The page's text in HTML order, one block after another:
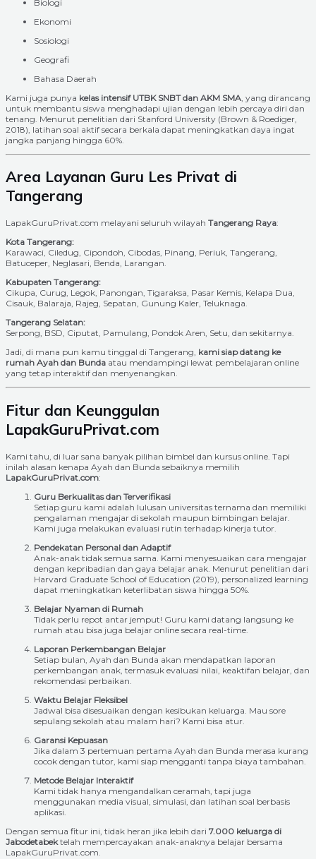
Biologi
Ekonomi
Sosiologi
Geografi
Bahasa Daerah
Kami juga punya kelas intensif UTBK SNBT dan AKM SMA , yang dirancang
untuk membantu siswa menghadapi ujian dengan lebih percaya diri dan
tenang. Menurut penelitian dari Stanford University (Brown & Roediger,
2018), latihan soal aktif secara berkala dapat meningkatkan daya ingat
jangka panjang hingga 60%.
Area Layanan Guru Les Privat di
Tangerang
LapakGuruPrivat.com melayani seluruh wilayah Tangerang Raya:
Kota Tangerang:
Karawaci, Ciledug, Cipondoh, Cibodas, Pinang, Periuk, Tangerang,
Batuceper, Neglasari, Benda, Larangan.
Kabupaten Tangerang:
Cikupa, Curug, Legok, Panongan, Tigaraksa, Pasar Kemis, Kelapa Dua,
Cisauk, Balaraja, Rajeg, Sepatan, Gunung Kaler, Teluknaga.
Tangerang Selatan:
Serpong, BSD, Ciputat, Pamulang, Pondok Aren, Setu, dan sekitarnya.
Jadi, di mana pun kamu tinggal di Tangerang, kami siap datang ke
rumah Ayah dan Bunda atau mendampingi lewat pembelajaran online
yang tetap interaktif dan menyenangkan.
Fitur dan Keunggulan
LapakGuruPrivat.com
Kami tahu, di luar sana banyak pilihan bimbel dan kursus online. Tapi
inilah alasan kenapa Ayah dan Bunda sebaiknya memilih
LapakGuruPrivat.com:
Guru Berkualitas dan Terverifikasi
Setiap guru kami adalah lulusan universitas ternama dan memiliki
pengalaman mengajar di sekolah maupun bimbingan belajar.
Kami juga melakukan evaluasi rutin terhadap kinerja tutor.
Pendekatan Personal dan Adaptif
Anak-anak tidak semua sama. Kami menyesuaikan cara mengajar
dengan kepribadian dan gaya belajar anak. Menurut penelitian dari
Harvard Graduate School of Education (2019), personalized learning
dapat meningkatkan keterlibatan siswa hingga 50%.
Belajar Nyaman di Rumah
Tidak perlu repot antar jemput! Guru kami datang langsung ke
rumah atau bisa juga belajar online secara real-time.
Laporan Perkembangan Belajar
Setiap bulan, Ayah dan Bunda akan mendapatkan laporan
perkembangan anak, termasuk evaluasi nilai, keaktifan belajar, dan
rekomendasi perbaikan.
Waktu Belajar Fleksibel
Jadwal bisa disesuaikan dengan kesibukan keluarga. Mau sore
sepulang sekolah atau malam hari? Kami bisa atur.
Garansi Kepuasan
Jika dalam 3 pertemuan pertama Ayah dan Bunda merasa kurang
cocok dengan tutor, kami siap mengganti tanpa biaya tambahan.
Metode Belajar Interaktif
Kami tidak hanya mengandalkan ceramah, tapi juga
menggunakan media visual, simulasi, dan latihan soal berbasis
aplikasi.
Dengan semua fitur ini, tidak heran jika lebih dari 7.000 keluarga di
Jabodetabektelah mempercayakan anak-anaknya belajar bersama
LapakGuruPrivat.com.